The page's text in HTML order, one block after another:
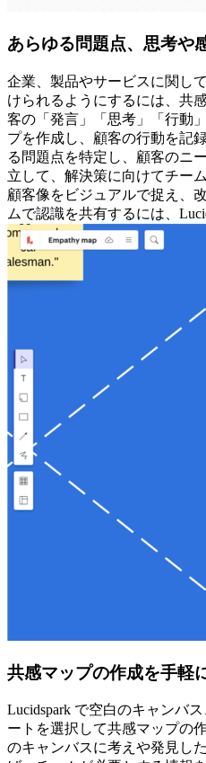
あらゆる問題点、思考や
企業、製品やサービスに関し
けられるようにするには、共
客の「発言」「思考」「行動
プを作成し、顧客の行動を記
る問題点を特定し、顧客のニ
立して、解決策に向けてチー
顧客像をビジュアルで捉え、
ムで認識を共有するには、
共感マップの作成を手軽
Lucidspark で空白のキャンバ
ートを選択して共感マップの
のキャンバスに考えや発見し